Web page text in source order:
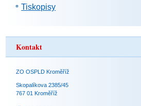
Tiskopisy
Kontakt
ZO OSPLD Kroměříž
Skopalíkova 2385/45
767 01 Kroměříž